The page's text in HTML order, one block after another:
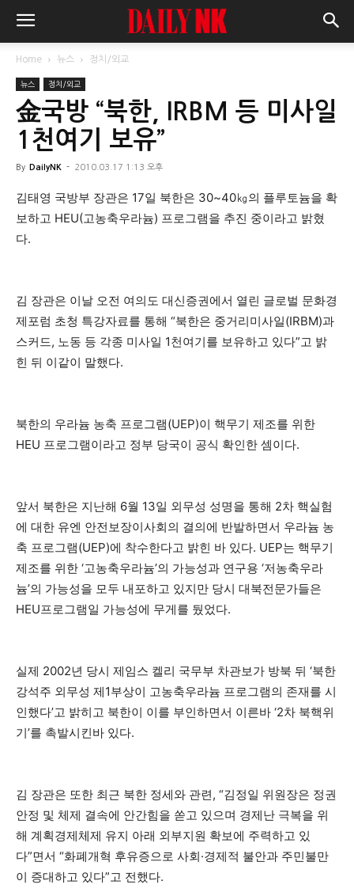
Home 뉴스 정치/외교
뉴스 정치/외교
金국방 “북한, IRBM 등 미사일
1천여기 보유”
By DailyNK - 2010.03.17 1:13 오후
김태영 국방부 장관은 17일 북한은 30~40㎏의 플루토늄을 확
보하고 HEU(고농축우라늄) 프로그램을 추진 중이라고 밝혔
다.
김 장관은 이날 오전 여의도 대신증권에서 열린 글로벌 문화경
제포럼 초청 특강자료를 통해 “북한은 중거리미사일(IRBM)과
스커드, 노동 등 각종 미사일 1천여기를 보유하고 있다”고 밝
힌 뒤 이같이 말했다.
북한의 우라늄 농축 프로그램(UEP)이 핵무기 제조를 위한
HEU 프로그램이라고 정부 당국이 공식 확인한 셈이다.
앞서 북한은 지난해 6월 13일 외무성 성명을 통해 2차 핵실험
에 대한 유엔 안전보장이사회의 결의에 반발하면서 우라늄 농
축 프로그램(UEP)에 착수한다고 밝힌 바 있다. UEP는 핵무기
제조를 위한 ‘고농축우라늄’의 가능성과 연구용 ‘저농축우라
늄’의 가능성을 모두 내포하고 있지만 당시 대북전문가들은
HEU프로그램일 가능성에 무게를 뒀었다.
실제 2002년 당시 제임스 켈리 국무부 차관보가 방북 뒤 ‘북한
강석주 외무성 제1부상이 고농축우라늄 프로그램의 존재를 시
인했다’고 밝히고 북한이 이를 부인하면서 이른바 ‘2차 북핵위
기’를 촉발시킨바 있다.
김 장관은 또한 최근 북한 정세와 관련, “김정일 위원장은 정권
안정 및 체제 결속에 안간힘을 쏟고 있으며 경제난 극복을 위
해 계획경제체제 유지 아래 외부지원 확보에 주력하고 있
다”면서 “화폐개혁 후유증으로 사회·경제적 불안과 주민불만
이 증대하고 있다”고 전했다.